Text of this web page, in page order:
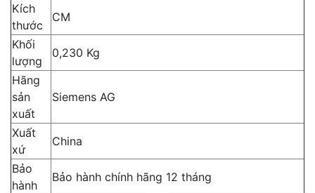
Kích
thước
CM
Khối
lượng
0,230 Kg
Hãng
sản
xuất
Siemens AG
Xuất
xứ
China
Bảo
hành
Bảo hành chính hãng 12 tháng